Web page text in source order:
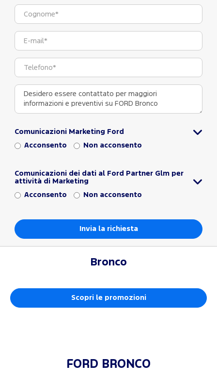
Comunicazioni Marketing Ford
Acconsento Non acconsento
Comunicazioni dei dati al Ford Partner Glm per
attività di Marketing
Acconsento Non acconsento
Bronco
Scopri le promozioni
FORD BRONCO